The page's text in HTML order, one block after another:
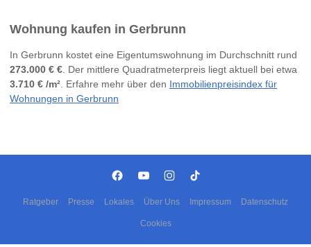
Wohnung kaufen in Gerbrunn
In Gerbrunn kostet eine Eigentumswohnung im Durchschnitt rund
273.000 € €. Der mittlere Quadratmeterpreis liegt aktuell bei etwa
3.710 € /m². Erfahre mehr über den Immobilienpreisindex für
Wohnungen in Gerbrunn
Ratgeber Presse Lokales Über Uns Impressum Datenschutz
Cookies